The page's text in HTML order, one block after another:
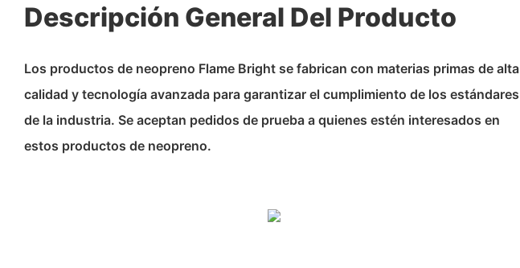
Descripción General Del Producto
Los productos de neopreno Flame Bright se fabrican con materias primas de alta
calidad y tecnología avanzada para garantizar el cumplimiento de los estándares
de la industria. Se aceptan pedidos de prueba a quienes estén interesados ​​en
estos productos de neopreno.